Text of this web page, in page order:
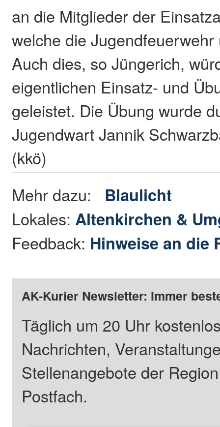
an die Mitglieder der
welche die
Auch dies, so Jüngerich,
eigentlichen Einsatz- und
geleistet. Die Übung wurde
Jugendwart Jannik
(kkö)
Mehr dazu: Blaulicht
Lokales: Altenkirchen &
Feedback: Hinweise an die
AK-Kurier Newsletter: Immer
Täglich um 20 Uhr
Nachrichten,
Stellenangebote der
Postfach.